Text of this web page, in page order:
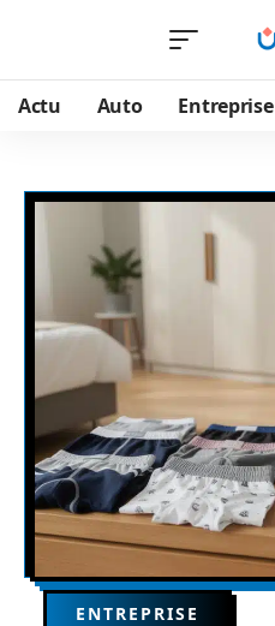
Actu Auto Entreprise
ENTREPRISE